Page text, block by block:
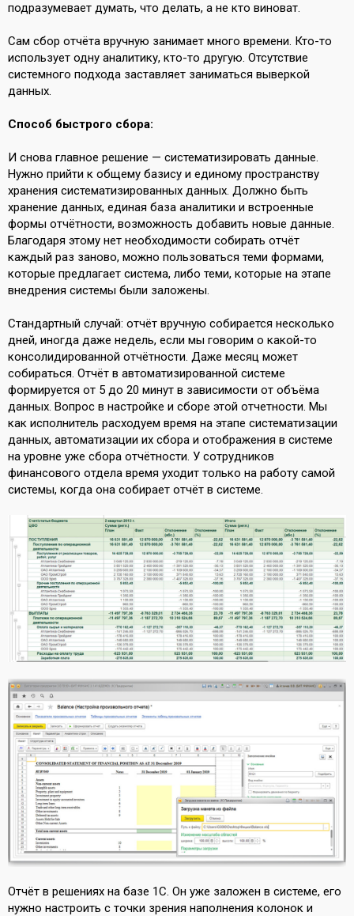
подразумевает думать, что делать, а не кто виноват.
Сам сбор отчёта вручную занимает много времени. Кто-то
использует одну аналитику, кто-то другую. Отсутствие
системного подхода заставляет заниматься выверкой
данных.
Способ быстрого сбора:
И снова главное решение — систематизировать данные.
Нужно прийти к общему базису и единому пространству
хранения систематизированных данных. Должно быть
хранение данных, единая база аналитики и встроенные
формы отчётности, возможность добавить новые данные.
Благодаря этому нет необходимости собирать отчёт
каждый раз заново, можно пользоваться теми формами,
которые предлагает система, либо теми, которые на этапе
внедрения системы были заложены.
Стандартный случай: отчёт вручную собирается несколько
дней, иногда даже недель, если мы говорим о какой-то
консолидированной отчётности. Даже месяц может
собираться. Отчёт в автоматизированной системе
формируется от 5 до 20 минут в зависимости от объёма
данных. Вопрос в настройке и сборе этой отчетности. Мы
как исполнитель расходуем время на этапе систематизации
данных, автоматизации их сбора и отображения в системе
на уровне уже сбора отчётности. У сотрудников
финансового отдела время уходит только на работу самой
системы, когда она собирает отчёт в системе.
Отчёт в решениях на базе 1С. Он уже заложен в системе, его
нужно настроить с точки зрения наполнения колонок и